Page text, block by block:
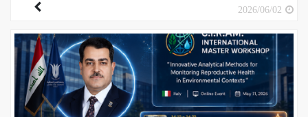
2026/06/02